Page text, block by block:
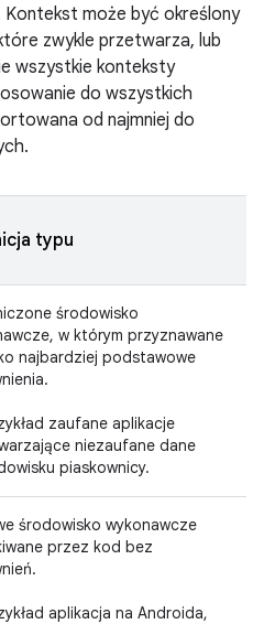
może być określony
zwykle przetwarza, lub
wszystkie konteksty
do wszystkich
od najmniej do
typu
środowisko
w którym przyznawane
najbardziej podstawowe
zaufane aplikacje
niezaufane dane
piaskownicy.
środowisko wykonawcze
przez kod bez
aplikacja na Androida,